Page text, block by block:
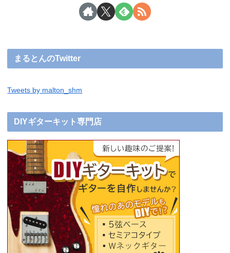
まるとんのTwitter
Tweets by malton_shm
DIYギターキット専門店